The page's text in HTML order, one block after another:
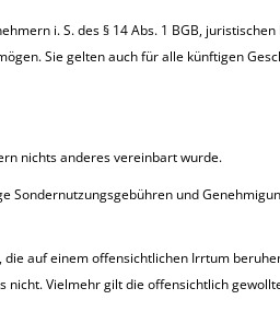
i. S. des § 14 Abs. 1 BGB, juristischen
Sie gelten auch für alle künftigen
nichts anderes vereinbart wurde.
Sondernutzungsgebühren und
auf einem offensichtlichen Irrtum
nicht. Vielmehr gilt die offensichtlich